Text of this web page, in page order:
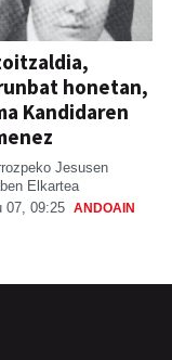
honetan,
Kandidaren
Jesusen
Elkartea
07, 09:25 ANDOAIN